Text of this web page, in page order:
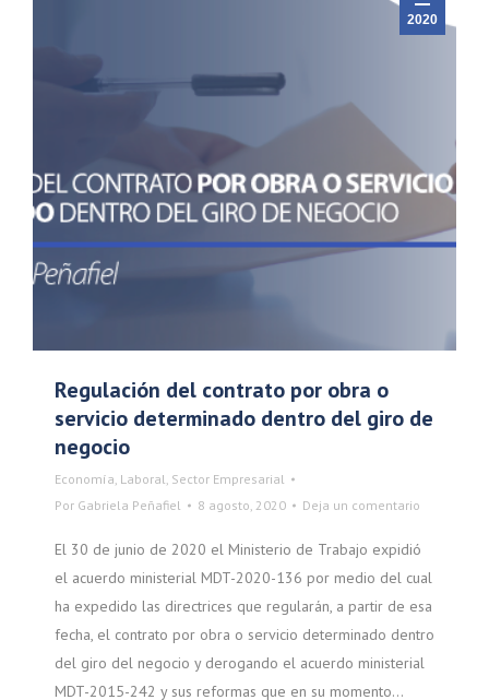
2020
Regulación del contrato por obra o
servicio determinado dentro del giro de
negocio
Economía, Laboral, Sector Empresarial
Por Gabriela Peñafiel 8 agosto, 2020 Deja un comentario
El 30 de junio de 2020 el Ministerio de Trabajo expidió
el acuerdo ministerial MDT-2020-136 por medio del cual
ha expedido las directrices que regularán, a partir de esa
fecha, el contrato por obra o servicio determinado dentro
del giro del negocio y derogando el acuerdo ministerial
MDT-2015-242 y sus reformas que en su momento…